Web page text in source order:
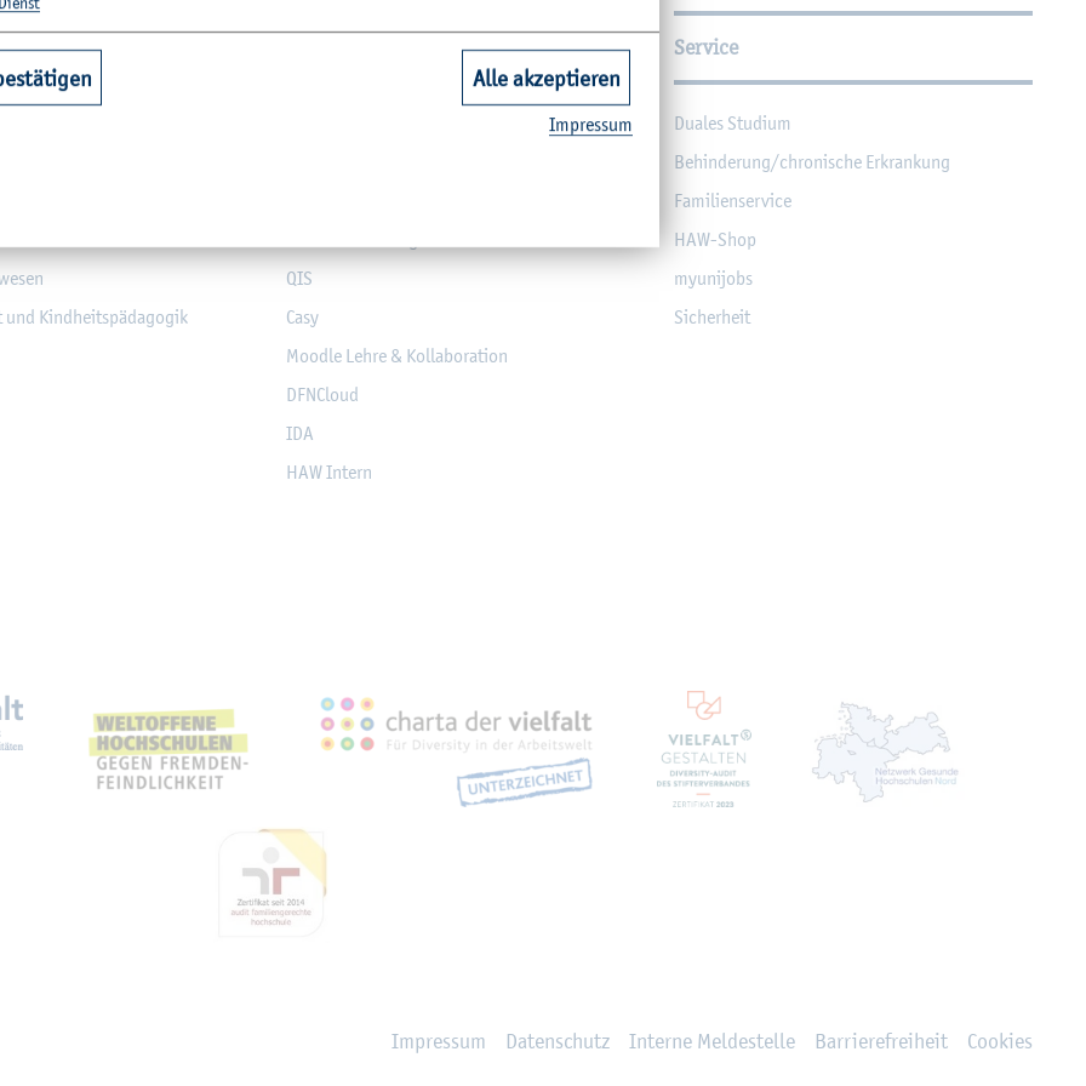
und Kind­heits­päd­ago­gik
QIS
Casy
Mood­le Lehre & Kol­la­bo­ra­ti­on
DF­NCloud
IDA
HAW In­tern
Service
Dua­les Stu­di­um
Be­hin­de­rung/chro­ni­sche Er­kran­kung
Fa­mi­li­en­ser­vice
HAW-Shop
myu­ni­jobs
Si­cher­heit
Part­ner­schaf­ten
Im­pres­sum Da­ten­schutz In­ter­ne Mel­de­stel­le Bar­rie­re­frei­heit Coo­kies
Alle akzeptieren
Im­pres­sum